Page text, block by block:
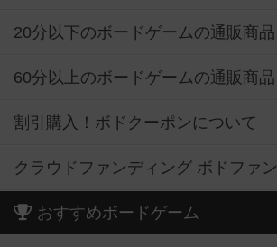
20分以下のボードゲームの通販商品
60分以上のボードゲームの通販商品
割引購入！ボドクーポンについて
クラウドファンディング ボドファン
おすすめボードゲーム